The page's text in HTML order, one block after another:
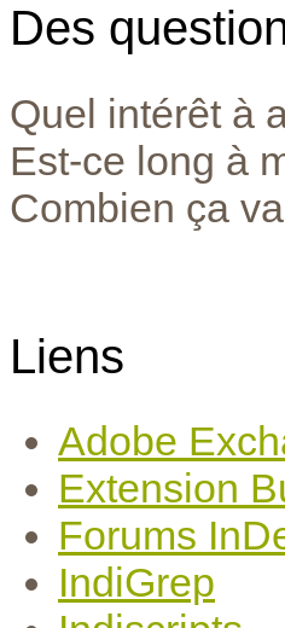
Des
Quel intérêt à
Est-ce long à
Combien ça
Liens
Adobe
Extension
Forums
IndiGrep